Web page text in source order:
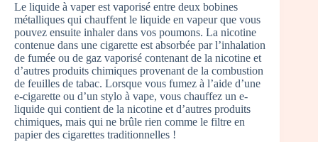
Le liquide à vaper est vaporisé entre deux bobines
métalliques qui chauffent le liquide en vapeur que vous
pouvez ensuite inhaler dans vos poumons. La nicotine
contenue dans une cigarette est absorbée par l’inhalation
de fumée ou de gaz vaporisé contenant de la nicotine et
d’autres produits chimiques provenant de la combustion
de feuilles de tabac. Lorsque vous fumez à l’aide d’une
e-cigarette ou d’un stylo à vape, vous chauffez un e-
liquide qui contient de la nicotine et d’autres produits
chimiques, mais qui ne brûle rien comme le filtre en
papier des cigarettes traditionnelles !